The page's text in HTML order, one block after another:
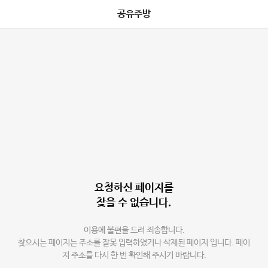
공유주방
요청하신 페이지를
찾을 수 없습니다.
이용에 불편을 드려 죄송합니다.
찾으시는 페이지는 주소를 잘못 입력하였거나 삭제된 페이지 입니다. 페이
지 주소를 다시 한 번 확인해 주시기 바랍니다.